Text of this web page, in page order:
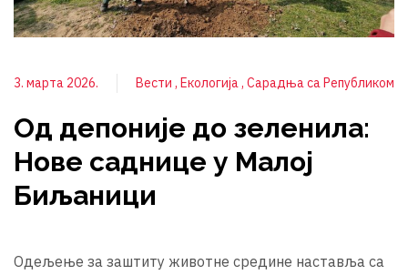
3. марта 2026. Вести Екологија Сарадња са Републиком
Од депоније до зеленила:
Нове саднице у Малој
Биљаници
Одељење за заштиту животне средине наставља са